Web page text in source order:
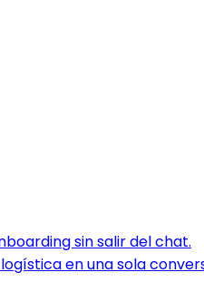
sin salir del chat.
en una sola